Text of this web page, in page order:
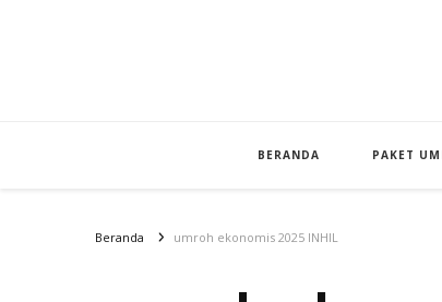
BERANDA PAKET
Beranda umroh ekonomis 2025 INHIL